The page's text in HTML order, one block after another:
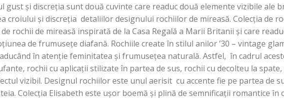
gust și discreția sunt două cuvinte care readuc două elemente vizibile ale
croiului și discreția detaliilor designului rochiilor de mireasă. Colecția de
rochii de mireasă inspirată de la Casa Regală a Marii Britanii și care
de frumusețe diafană. Rochiile create în stilul anilor ’30 – vintage
în atenție feminitatea și frumusețea naturală. Astfel, în cadrul
rochii cu aplicații stilizate în partea de sus, rochii cu decolteu la
vizibil. Designul rochiilor este unul aerisit cu accente fie pe partea de
Colecția Elisabeth este ușor boemă și plină de semnificații romantice în